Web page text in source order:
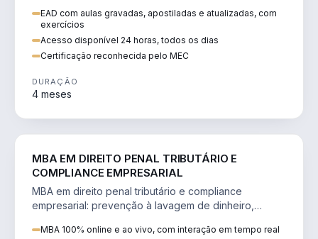
EAD com aulas gravadas, apostiladas e atualizadas, com
exercícios
Acesso disponível 24 horas, todos os dias
Certificação reconhecida pelo MEC
DURAÇÃO
4 meses
MBA EM DIREITO PENAL TRIBUTÁRIO E
COMPLIANCE EMPRESARIAL
MBA em direito penal tributário e compliance
empresarial: prevenção à lavagem de dinheiro,
MBA 100% online e ao vivo, com interação em tempo real